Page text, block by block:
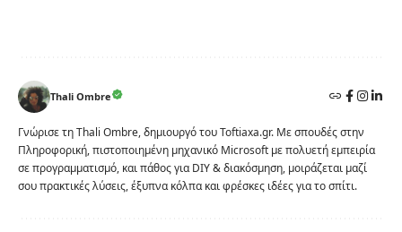
Thali Ombre
Γνώρισε τη Thali Ombre, δημιουργό του Toftiaxa.gr. Με σπουδές στην
Πληροφορική, πιστοποιημένη μηχανικό Microsoft με πολυετή εμπειρία
σε προγραμματισμό, και πάθος για DIY & διακόσμηση, μοιράζεται μαζί
σου πρακτικές λύσεις, έξυπνα κόλπα και φρέσκες ιδέες για το σπίτι.